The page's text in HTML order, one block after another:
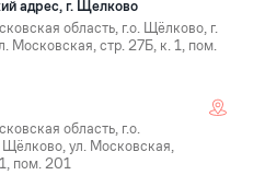
адрес, г. Щелково
область, г.о. Щёлково, г.
Московская, стр. 27Б, к. 1, пом.
область, г.о.
ул. Московская,
пом. 201